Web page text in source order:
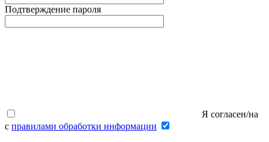
Подтверждение пароля
Я согласен/на
с правилами обработки информации